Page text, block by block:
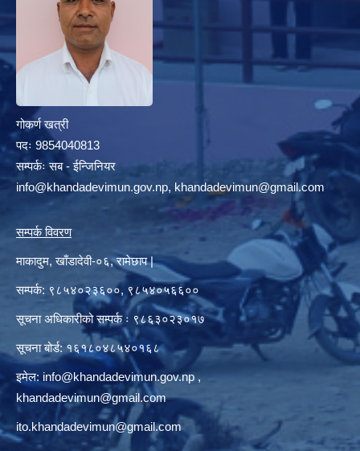
गोकर्ण खत्री
पदः 9854040813
सम्पर्कः सब - ईन्जिनियर
info@khandadevimun.gov.np, khandadevimun@gmail.com
सम्पर्क विवरण
माकादुम, खाँडादेवी-०६, रामेछाप |
सम्पर्क: ९८५४०२३६००, ९८५४०५६६००
सूचना अधिकारीको सम्पर्क ः ९८६३०२३०१७
सूचना बोर्ड: १६१८०४८५४०१६८
इमेल: info@khandadevimun.gov.np,
khandadevimun@gmail.com
ito.khandadevimun@gmail.com